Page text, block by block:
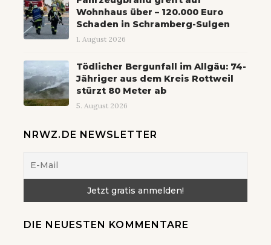
Wohnhaus über – 120.000 Euro
Schaden in Schramberg-Sulgen
1. August 2026
Tödlicher Bergunfall im Allgäu: 74-
Jähriger aus dem Kreis Rottweil
stürzt 80 Meter ab
5. August 2026
NRWZ.DE NEWSLETTER
DIE NEUESTEN KOMMENTARE